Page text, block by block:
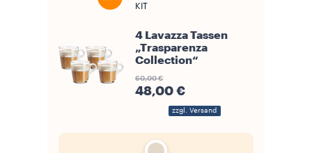
KIT
4 Lavazza Tassen
„Trasparenza
Collection“
60,00 €
48,00 €
zzgl. Versand